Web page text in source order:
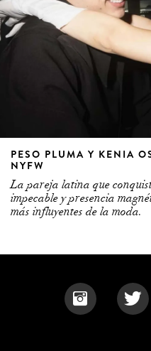
PESO PLUMA Y KENIA
NYFW
La pareja latina que
impecable y presencia
más influyentes de la moda.